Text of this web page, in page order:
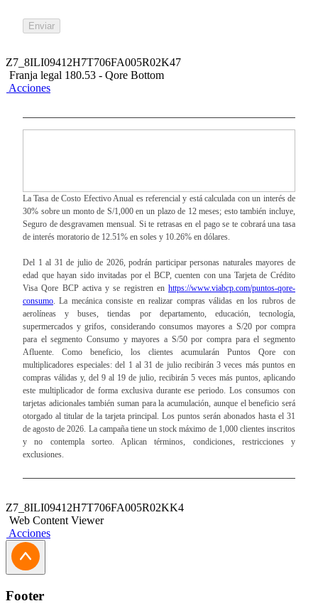
Enviar
Z7_8ILI09412H7T706FA005R02K47
Franja legal 180.53 - Qore Bottom
Acciones
La Tasa de Costo Efectivo Anual es referencial y está calculada con un interés de
30% sobre un monto de S/1,000 en un plazo de 12 meses; esto también incluye,
Seguro de desgravamen mensual. Si te retrasas en el pago se te cobrará una tasa
de interés moratorio de 12.51% en soles y 10.26% en dólares.
Del 1 al 31 de julio de 2026, podrán participar personas naturales mayores de
edad que hayan sido invitadas por el BCP, cuenten con una Tarjeta de Crédito
Visa Qore BCP activa y se registren en https://www.viabcp.com/puntos-qore-
consumo. La mecánica consiste en realizar compras válidas en los rubros de
aerolíneas y buses, tiendas por departamento, educación, tecnología,
supermercados y grifos, considerando consumos mayores a S/20 por compra
para el segmento Consumo y mayores a S/50 por compra para el segmento
Afluente. Como beneficio, los clientes acumularán Puntos Qore con
multiplicadores especiales: del 1 al 31 de julio recibirán 3 veces más puntos en
compras válidas y, del 9 al 19 de julio, recibirán 5 veces más puntos, aplicando
este multiplicador de forma exclusiva durante ese periodo. Los consumos con
tarjetas adicionales también suman para la acumulación, aunque el beneficio será
otorgado al titular de la tarjeta principal. Los puntos serán abonados hasta el 31
de agosto de 2026. La campaña tiene un stock máximo de 1,000 clientes inscritos
y no contempla sorteo. Aplican términos, condiciones, restricciones y
exclusiones.
Z7_8ILI09412H7T706FA005R02KK4
Web Content Viewer
Acciones
Footer